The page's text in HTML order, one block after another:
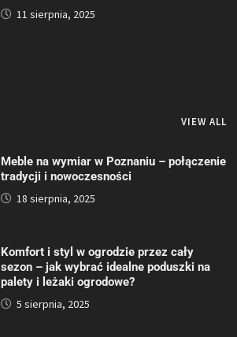
11 sierpnia, 2025
VIEW ALL
Meble na wymiar w Poznaniu – połączenie
tradycji i nowoczesności
18 sierpnia, 2025
Komfort i styl w ogrodzie przez cały
sezon – jak wybrać idealne poduszki na
palety i leżaki ogrodowe?
5 sierpnia, 2025